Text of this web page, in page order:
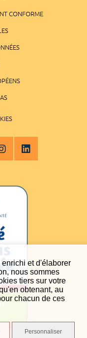
et d'élaborer
nous sommes
tiers sur votre
obtenant, au
chacun de ces
Personnaliser
CONFORME